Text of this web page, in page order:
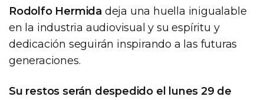
Rodolfo Hermida deja una huella inigualable
en la industria audiovisual y su espíritu y
dedicación seguirán inspirando a las futuras
generaciones.
Su restos serán despedido el lunes 29 de